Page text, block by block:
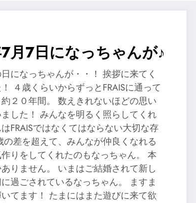
月7日になっちゃんが♪
になっちゃんが・・！ 挨拶に来てく
４歳くらいからずっとFRAISに通って
２０年間。 数えきれないほどの思い
した！ みんなを明るく照らしてくれ
FRAISではなくてはならない大切な存
の差を超えて、みんなが仲良くなれる
りをしてくれたのもなっちゃん。 本
りません。 いまはご結婚されて新し
過ごされているなっちゃん。 ますま
てます！ たまにはまた遊びに来て欲